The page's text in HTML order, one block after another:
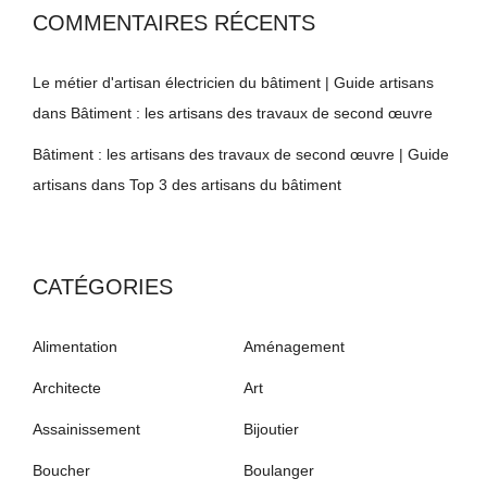
COMMENTAIRES RÉCENTS
Le métier d'artisan électricien du bâtiment | Guide artisans
dans Bâtiment : les artisans des travaux de second œuvre
Bâtiment : les artisans des travaux de second œuvre | Guide
artisans dans Top 3 des artisans du bâtiment
CATÉGORIES
Alimentation Aménagement
Architecte Art
Assainissement Bijoutier
Boucher Boulanger